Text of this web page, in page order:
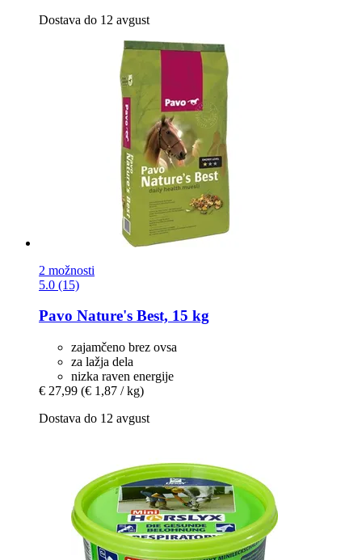
Dostava do 12 avgust
2 možnosti
5.0 (15)
Pavo Nature's Best, 15 kg
zajamčeno brez ovsa
za lažja dela
nizka raven energije
€ 27,99 (€ 1,87 / kg)
Dostava do 12 avgust